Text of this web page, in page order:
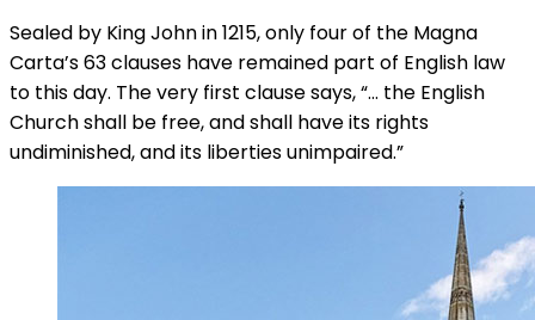
Sealed by King John in 1215, only four of the Magna
Carta’s 63 clauses have remained part of English law
to this day. The very first clause says, “… the English
Church shall be free, and shall have its rights
undiminished, and its liberties unimpaired.”